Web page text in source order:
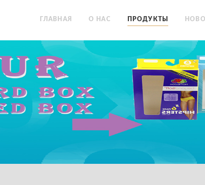
ГЛАВНАЯ О НАС ПРОДУКТЫ